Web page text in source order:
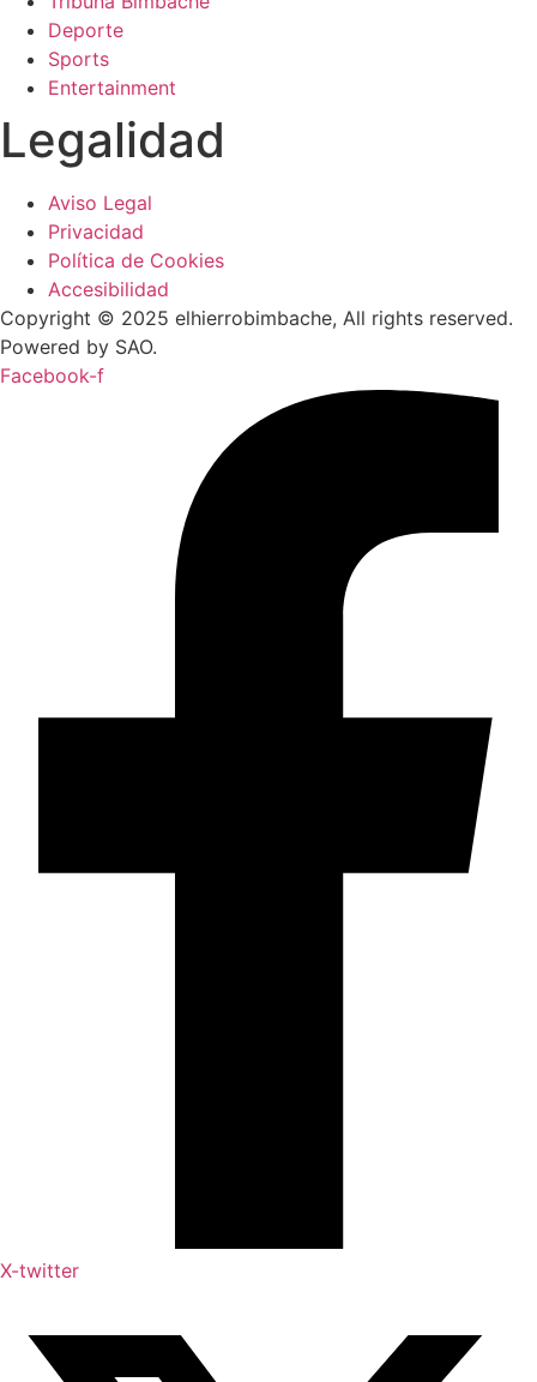
Deporte
Sports
Entertainment
Legalidad
Aviso Legal
Privacidad
Política de Cookies
Accesibilidad
Copyright © 2025 elhierrobimbache, All rights reserved.
Powered by SAO.
Facebook-f
X-twitter